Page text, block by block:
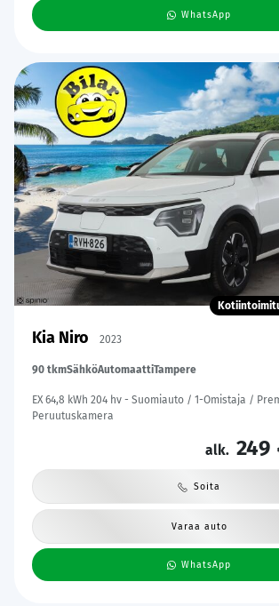
WhatsApp
Kia Niro 2023
90 tkmSähköAutomaattiTampere
EX 64,8 kWh 204 hv - Suomiauto / 1-Omistaja /
Peruutuskamera
alk. 249
Soita
Varaa auto
WhatsApp